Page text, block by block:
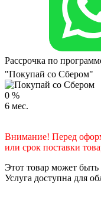
Рассрочка по
"Покупай со Сбером"
0 %
6 мес.
Внимание! Перед
или срок поставки
Этот товар может
Услуга доступна для